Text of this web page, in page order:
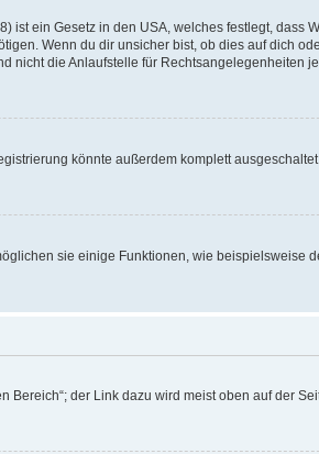
ist ein Gesetz in den USA, welches festlegt, dass
Wenn du dir unsicher bist, ob dies auf dich
die Anlaufstelle für Rechtsangelegenheiten
könnte außerdem komplett
sie einige Funktionen, wie beispielsweise
der Link dazu wird meist oben auf der